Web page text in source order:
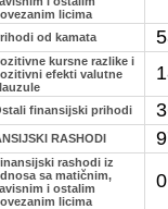
licima
od kamata
kursne razlike i
efekti valutne
finansijski prihodi
RASHODI
rashodi iz
sa matičnim,
i ostalim
licima
0